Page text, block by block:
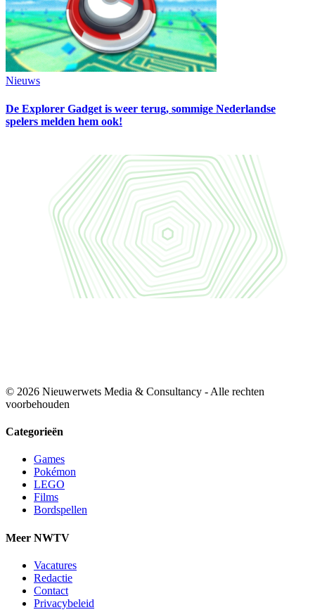
Nieuws
De Explorer Gadget is weer terug, sommige Nederlandse
spelers melden hem ook!
© 2026 Nieuwerwets Media & Consultancy - Alle rechten
voorbehouden
Categorieën
Games
Pokémon
LEGO
Films
Bordspellen
Meer NWTV
Vacatures
Redactie
Contact
Privacybeleid